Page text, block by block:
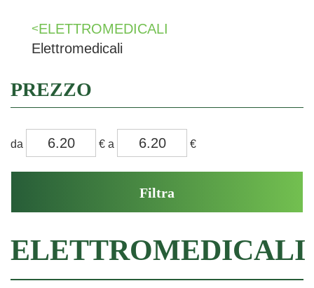
<ELETTROMEDICALI
Elettromedicali
PREZZO
da
da €
a
a €
ELETTROMEDICALI